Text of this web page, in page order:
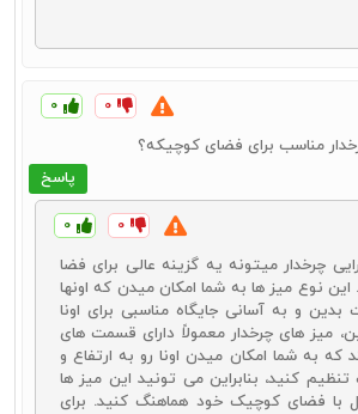
رضایت کاربران زیادی را جلب کند.
مبل، عسلی و میز پذیرایی به خاطر وجود
است. اگر نتوانید تنوع زیادی در محصولات
نداشته باشید. علاوه بر تنوع بالا، اطمینان از
قیمت مناسب، کار خرید را سخت‌تر می‌کند. در
تجربه خرید سریع و آسان از بین طرح‌ها و
باشید و قطعاً این خرید برای شما دلچسب‌تر خواهد
جلو مبلی، عسلی و میز پذیرایی از همین صفحه
را از بین محصولات متنوع و باکیفیت، انتخاب
شما در رابطه با محصول توسط مشاورین دکورال
۰ ۰
پاسخ
مناسب برای فضای کوچیکه؟
۰ ۰
چرخدار میتونه یه گزینه عالی برای فضا
نوع میز ها به شما امکان میدن که اونها
و به آسانی جایگاه مناسبی برای اونا
میز های چرخدار معمولاً دارای قسمت‌ های
که به شما امکان میدن اونا رو به ارتفاع و
تنظیم کنید، بنابراین می‌ تونید این میز ها
با فضای کوچیک خود هماهنگ کنید. برای